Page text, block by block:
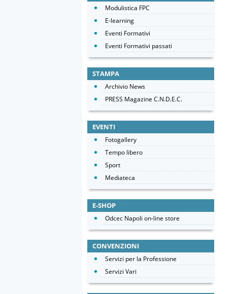
Modulistica FPC
E-learning
Eventi Formativi
Eventi Formativi passati
STAMPA
Archivio News
PRESS Magazine C.N.D.E.C.
EVENTI
Fotogallery
Tempo libero
Sport
Mediateca
E-SHOP
Odcec Napoli on-line store
CONVENZIONI
Servizi per la Professione
Servizi Vari